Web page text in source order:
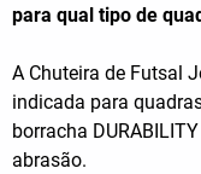
para qual tipo de
A Chuteira de Futsal
indicada para
borracha
abrasão.